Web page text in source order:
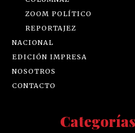
ZOOM POLÍTICO
REPORTAJEZ
NACIONAL
EDICIÓN IMPRESA
NOSOTROS
CONTACTO